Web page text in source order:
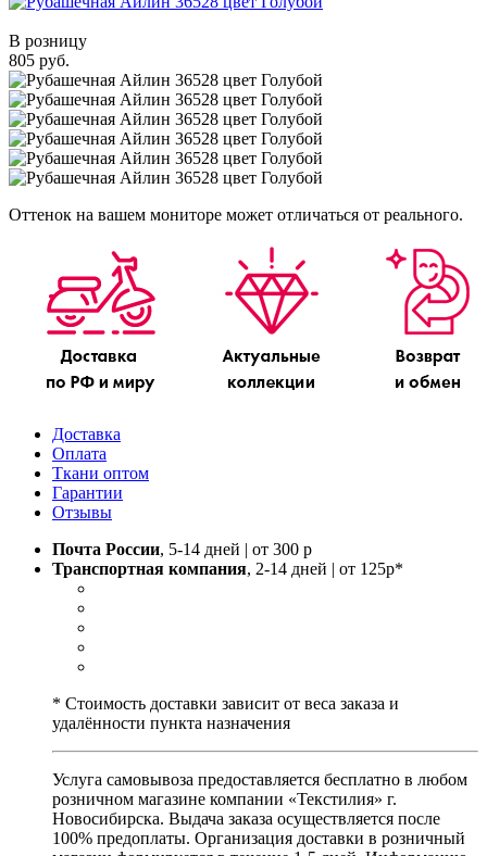
В розницу
805 руб.
Оттенок на вашем мониторе может отличаться от реального.
Доставка
Оплата
Ткани оптом
Гарантии
Отзывы
Почта России, 5-14 дней | от 300 р
Транспортная компания, 2-14 дней | от 125р*
* Стоимость доставки зависит от веса заказа и
удалённости пункта назначения
Услуга самовывоза предоставляется бесплатно в любом
розничном магазине компании «Текстилия» г.
Новосибирска. Выдача заказа осуществляется после
100% предоплаты. Организация доставки в розничный